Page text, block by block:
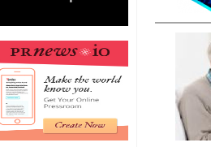
תקשורת עזר לקב'
בזק? -כאן
מה מקור ה-Fake
News שהביא לתפירת
תיק לביבי והעלמת
החשודים הנכונים -כאן